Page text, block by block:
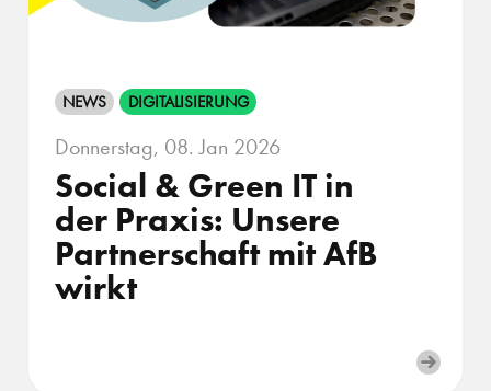
NEWS DIGITALISIERUNG
Donnerstag, 08. Jan 2026
Social & Green IT in
der Praxis: Unsere
Partnerschaft mit AfB
wirkt